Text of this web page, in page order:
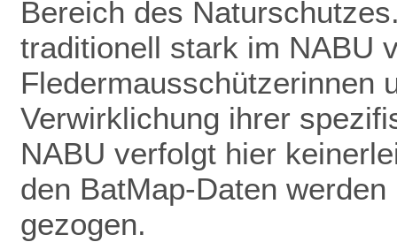
Bereich des
traditionell stark im NABU
Fledermausschützerinnen
Verwirklichung ihrer
NABU verfolgt hier
den BatMap-Daten
gezogen.